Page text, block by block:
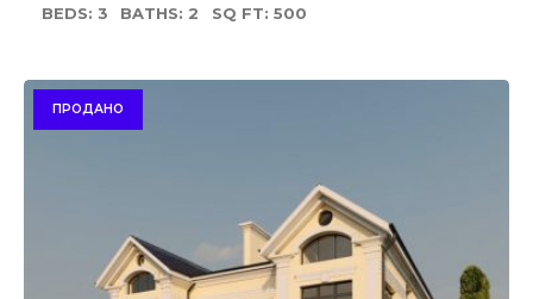
BEDS: 3 BATHS: 2 SQ FT: 500
ПРОДАНО